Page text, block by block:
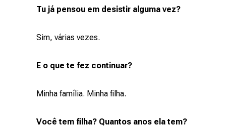
Tu já pensou em desistir alguma vez?
Sim, várias vezes.
E o que te fez continuar?
Minha família. Minha filha.
Você tem filha? Quantos anos ela tem?